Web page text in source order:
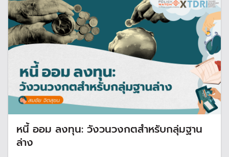
หนี้ ออม ลงทุน: วังวนวงกตสำหรับกลุ่มฐาน
ล่าง